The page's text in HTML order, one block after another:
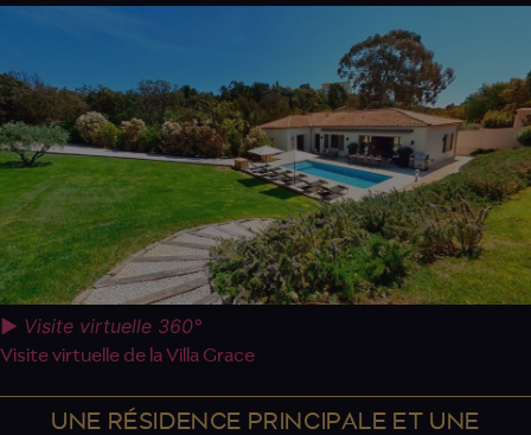
► Visite virtuelle 360°
Visite virtuelle de la Villa Grace
UNE RÉSIDENCE PRINCIPALE ET UNE